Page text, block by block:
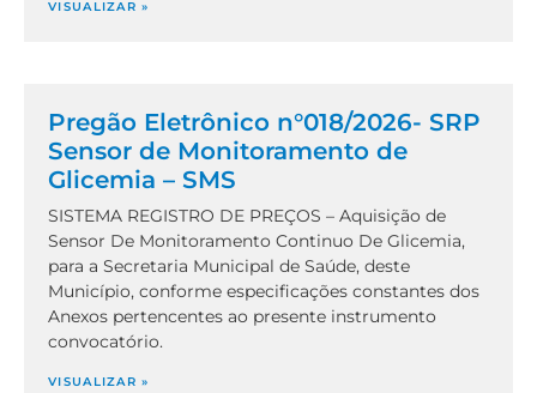
VISUALIZAR »
Pregão Eletrônico n°018/2026- SRP
Sensor de Monitoramento de
Glicemia – SMS
SISTEMA REGISTRO DE PREÇOS – Aquisição de
Sensor De Monitoramento Continuo De Glicemia,
para a Secretaria Municipal de Saúde, deste
Município, conforme especificações constantes dos
Anexos pertencentes ao presente instrumento
convocatório.
VISUALIZAR »